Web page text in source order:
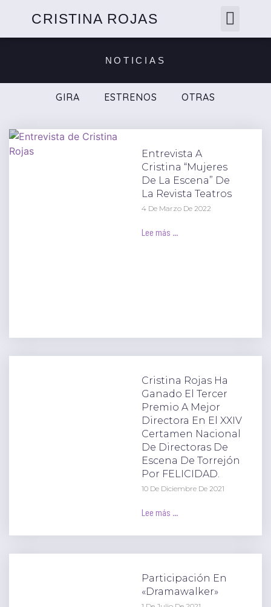
CRISTINA ROJAS
NOTICIAS
GIRA ESTRENOS OTRAS
Entrevista A
Cristina “Mujeres
De La Escena” De
La Revista Teatros
4 De Marzo De 2022
Lee más ...
Cristina Rojas Ha
Ganado El Tercer
Premio A Mejor
Directora En El XXIV
Certamen Nacional
De Directoras De
Escena De Torrejón
Por FELICIDAD.
10 De Diciembre De 2021
Lee más ...
Participación En
«Dramawalker»